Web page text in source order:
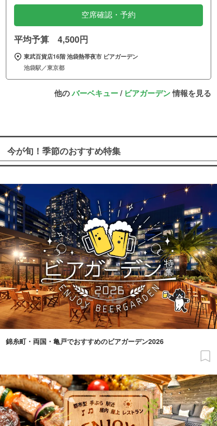
空席確認・予約
平均予算 4,500円
東武百貨店16階 池袋熱帯夜市 ビアガーデン
池袋駅／東京都
他のバーベキュー/ ビアガーデン情報を見る
今が旬！季節のおすすめ特集
錦糸町・両国・亀戸でおすすめのビアガーデン2026